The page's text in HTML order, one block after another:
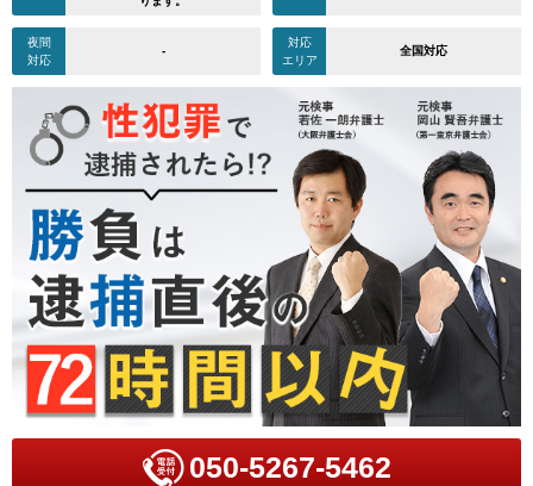
夜間
対応
-
対応
エリア
全国対応
050-5267-5462